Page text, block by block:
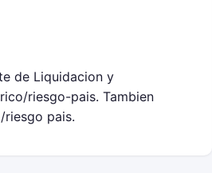
de Liquidacion y
riesgo-pais. Tambien
pais.